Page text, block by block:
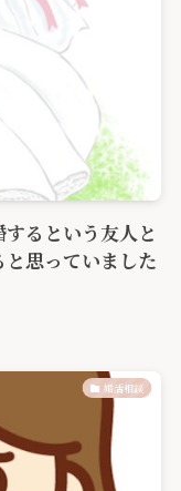
るという友人と
思っていました
婚活相談